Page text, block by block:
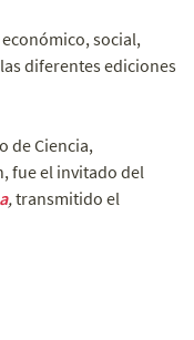
social,
diferentes ediciones
de Ciencia,
fue el invitado del
,transmitido el